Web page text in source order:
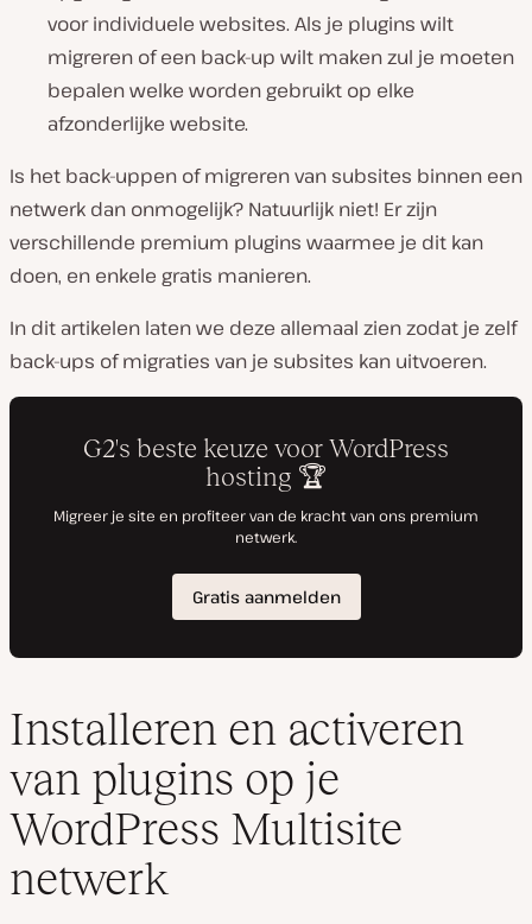
voor individuele websites. Als je plugins wilt
migreren of een back-up wilt maken zul je moeten
bepalen welke worden gebruikt op elke
afzonderlijke website.
Is het back-uppen of migreren van subsites binnen een
netwerk dan onmogelijk? Natuurlijk niet! Er zijn
verschillende premium plugins waarmee je dit kan
doen, en enkele gratis manieren.
In dit artikelen laten we deze allemaal zien zodat je zelf
back-ups of migraties van je subsites kan uitvoeren.
Installeren en activeren
van plugins op je
WordPress Multisite
netwerk